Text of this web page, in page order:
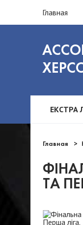
Главная
ЕКСТРА
Главная
ТА